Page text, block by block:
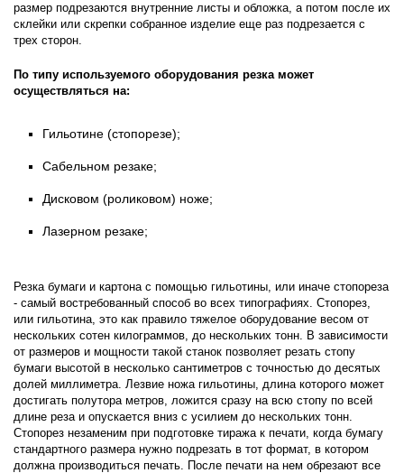
размер подрезаются внутренние листы и обложка, а потом после их
склейки или скрепки собранное изделие еще раз подрезается с
трех сторон.
По типу используемого оборудования резка может
осуществляться на:
Гильотине (стопорезе);
Сабельном резаке;
Дисковом (роликовом) ноже;
Лазерном резаке;
Резка бумаги и картона с помощью гильотины, или иначе стопореза
- самый востребованный способ во всех типографиях. Стопорез,
или гильотина, это как правило тяжелое оборудование весом от
нескольких сотен килограммов, до нескольких тонн. В зависимости
от размеров и мощности такой станок позволяет резать стопу
бумаги высотой в несколько сантиметров с точностью до десятых
долей миллиметра. Лезвие ножа гильотины, длина которого может
достигать полутора метров, ложится сразу на всю стопу по всей
длине реза и опускается вниз с усилием до нескольких тонн.
Стопорез незаменим при подготовке тиража к печати, когда бумагу
стандартного размера нужно подрезать в тот формат, в котором
должна производиться печать. После печати на нем обрезают все